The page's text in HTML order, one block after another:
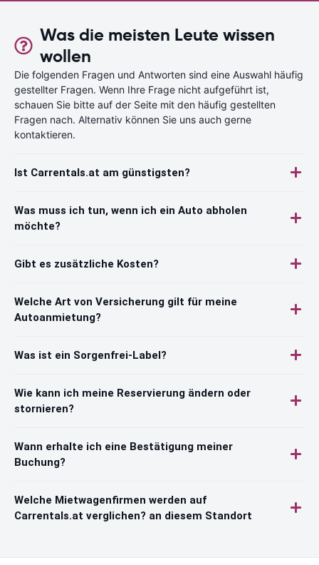
Was die meisten Leute wissen
wollen
Die folgenden Fragen und Antworten sind eine Auswahl häufig
gestellter Fragen. Wenn Ihre Frage nicht aufgeführt ist,
schauen Sie bitte auf der Seite mit den häufig gestellten
Fragen nach. Alternativ können Sie uns auch gerne
kontaktieren.
Ist Carrentals.at am günstigsten?
Was muss ich tun, wenn ich ein Auto abholen
möchte?
Gibt es zusätzliche Kosten?
Welche Art von Versicherung gilt für meine
Autoanmietung?
Was ist ein Sorgenfrei-Label?
Wie kann ich meine Reservierung ändern oder
stornieren?
Wann erhalte ich eine Bestätigung meiner
Buchung?
Welche Mietwagenfirmen werden auf
Carrentals.at verglichen? an diesem Standort